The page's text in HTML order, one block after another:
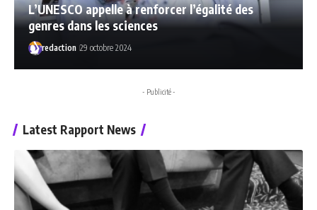
L’UNESCO appelle à renforcer l’égalité des
genres dans les sciences
redaction 29 octobre 2024
- Publicité -
Latest Rapport News